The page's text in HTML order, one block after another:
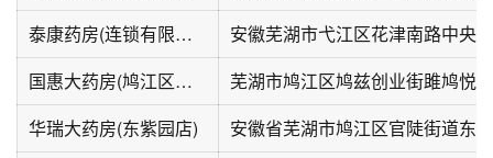
泰康药房(连锁有限公司中央城分店)
安徽芜湖市弋江区花津南路中央
国惠大药房(鸠江区政务服务中心店)
芜湖市鸠江区鸠兹创业街雎鸠悦园
华瑞大药房(东紫园店)